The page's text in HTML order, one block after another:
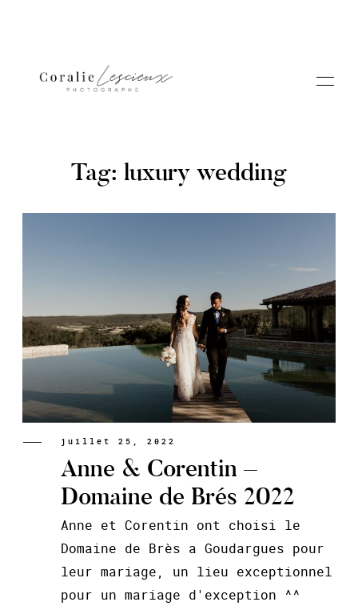
Contact
Tag: luxury wedding
juillet 25, 2022
Anne & Corentin –
Domaine de Brés 2022
Anne et Corentin ont choisi le
Domaine de Brès a Goudargues pour
leur mariage, un lieu exceptionnel
pour un mariage d'exception ^^